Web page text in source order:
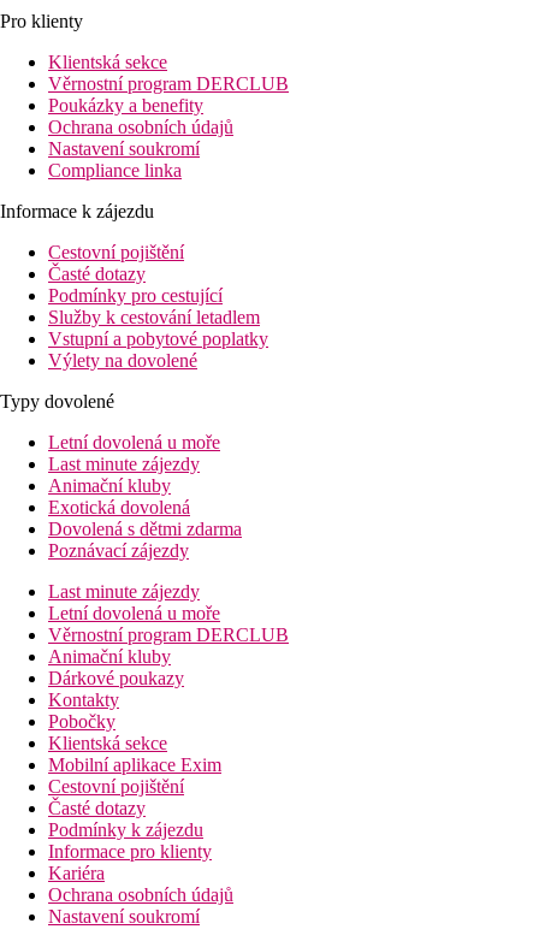
Pro klienty
Klientská sekce
Věrnostní program DERCLUB
Poukázky a benefity
Ochrana osobních údajů
Nastavení soukromí
Compliance linka
Informace k zájezdu
Cestovní pojištění
Časté dotazy
Podmínky pro cestující
Služby k cestování letadlem
Vstupní a pobytové poplatky
Výlety na dovolené
Typy dovolené
Letní dovolená u moře
Last minute zájezdy
Animační kluby
Exotická dovolená
Dovolená s dětmi zdarma
Poznávací zájezdy
Last minute zájezdy
Letní dovolená u moře
Věrnostní program DERCLUB
Animační kluby
Dárkové poukazy
Kontakty
Pobočky
Klientská sekce
Mobilní aplikace Exim
Cestovní pojištění
Časté dotazy
Podmínky k zájezdu
Informace pro klienty
Kariéra
Ochrana osobních údajů
Nastavení soukromí